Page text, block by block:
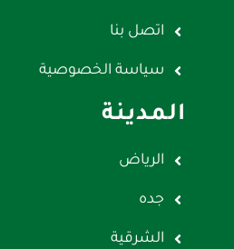
اتصل بنا
سياسة الخصوصية
المدينة
الرياض
جده
الشرقية